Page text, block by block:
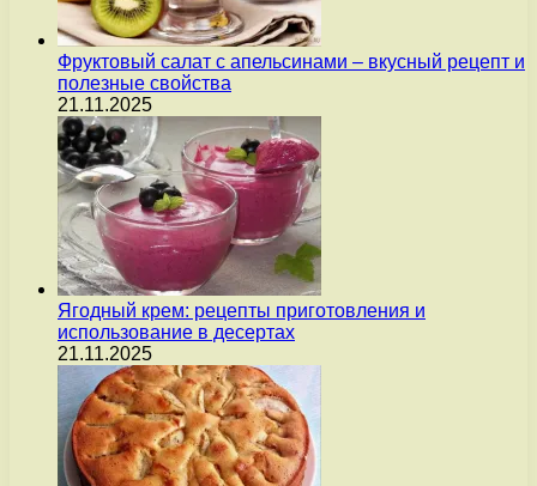
Фруктовый салат с апельсинами – вкусный рецепт и
полезные свойства
21.11.2025
Ягодный крем: рецепты приготовления и
использование в десертах
21.11.2025